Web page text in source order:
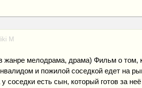
M
жанре мелодрама, драма) Фильм о том,
и пожилой соседкой едет на
у соседки есть сын, который готов за